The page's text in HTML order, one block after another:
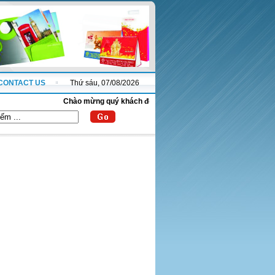
US Thứ sáu, 07/08/2026
Chào mừng quý khách đến với website thanhnha.com !